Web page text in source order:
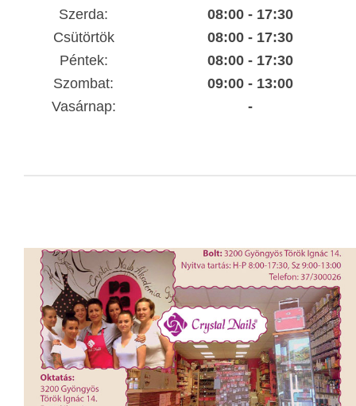
Szerda:
08:00 - 17:30
Csütörtök
08:00 - 17:30
Péntek:
08:00 - 17:30
Szombat:
09:00 - 13:00
Vasárnap:
-